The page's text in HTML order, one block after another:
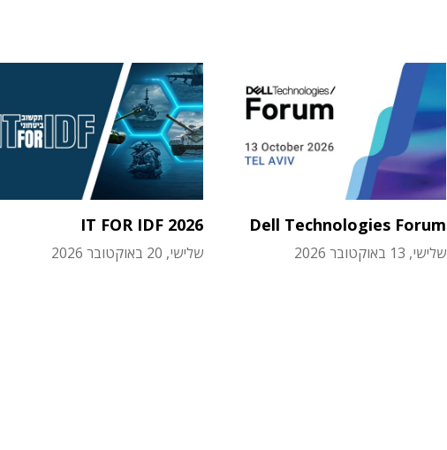
Dell Technologies Forum
שלישי, 13 באוקטובר 2026
IT FOR IDF 2026
שלישי, 20 באוקטובר 2026